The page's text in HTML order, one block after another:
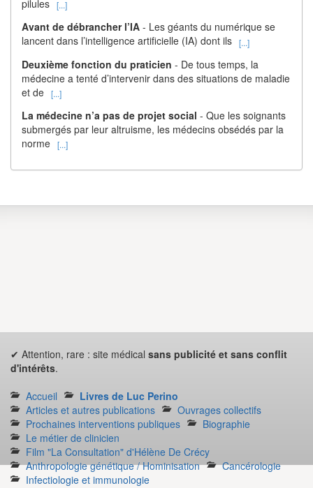
pilules [...]
Avant de débrancher l’IA - Les géants du numérique se
lancent dans l’intelligence artificielle (IA) dont ils [...]
Deuxième fonction du praticien - De tous temps, la
médecine a tenté d’intervenir dans des situations de maladie
et de [...]
La médecine n’a pas de projet social - Que les soignants
submergés par leur altruisme, les médecins obsédés par la
norme [...]
✔ Attention, rare : site médical sans publicité et sans conflit
d'intérêts.
Accueil
Livres de Luc Perino
Articles et autres publications
Ouvrages collectifs
Prochaines interventions publiques
Biographie
Le métier de clinicien
Film "La Consultation" d'Hélène De Crécy
Anthropologie génétique / Hominisation
Cancérologie
Infectiologie et immunologie